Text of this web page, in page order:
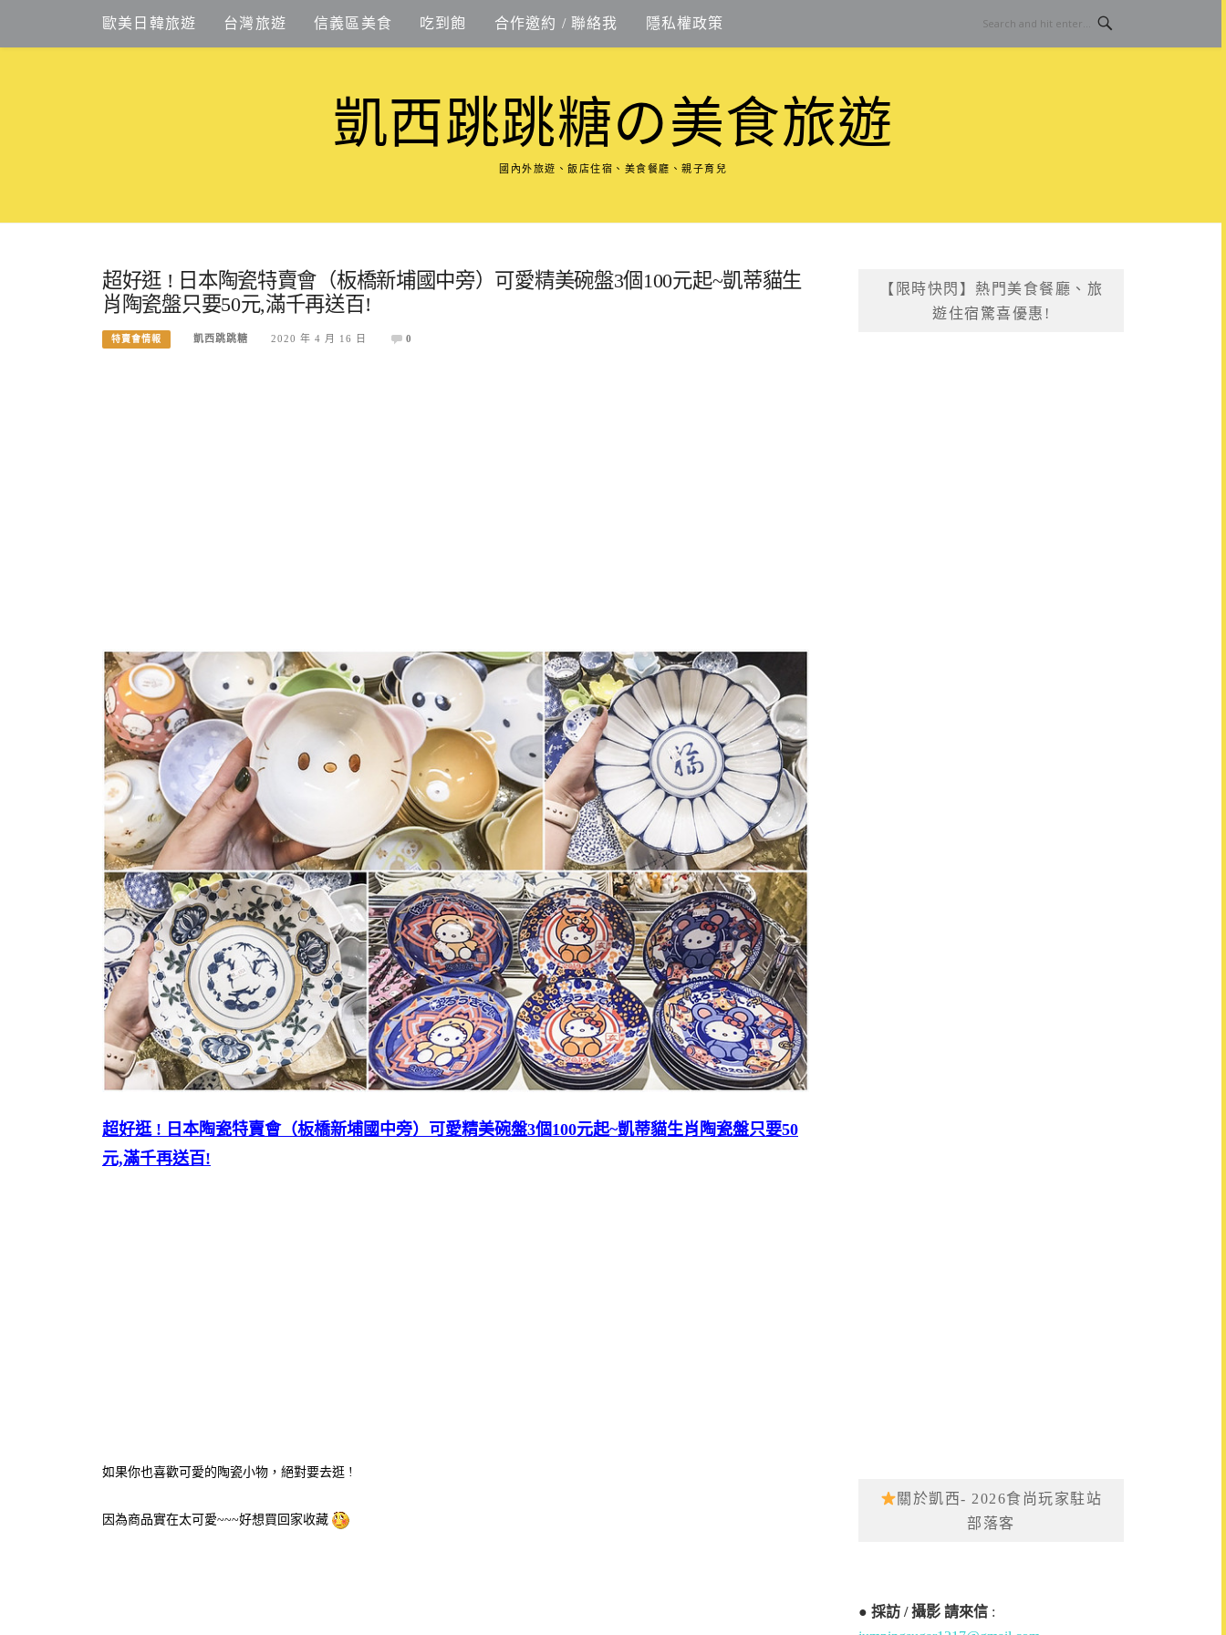
content
歐美日韓旅遊 台灣旅遊 信義區美食 吃到飽 合作邀約 / 聯絡我 隱私權政策
凱西跳跳糖の美食旅遊
國內外旅遊、飯店住宿、美食餐廳、親子育兒
超好逛 ! 日本陶瓷特賣會（板橋新埔國中旁）可愛精美碗盤3個100元起~凱蒂貓生
肖陶瓷盤只要50元,滿千再送百!
特賣會情報 凱西跳跳糖 2020 年 4 月 16 日 0
超好逛 ! 日本陶瓷特賣會（板橋新埔國中旁）可愛精美碗盤3個100元起~凱蒂貓生肖陶瓷盤只要50
元,滿千再送百!
如果你也喜歡可愛的陶瓷小物，絕對要去逛 !
因為商品實在太可愛~~~好想買回家收藏
【限時快閃】熱門美食餐廳、旅
遊住宿驚喜優惠!
關於凱西- 2026食尚玩家駐站
部落客
●採訪 / 攝影 請來信 :